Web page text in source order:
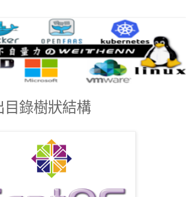
目錄樹狀結構